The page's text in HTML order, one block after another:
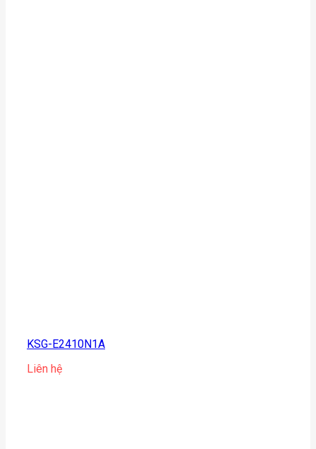
KSG-E2410N1A
Liên hệ